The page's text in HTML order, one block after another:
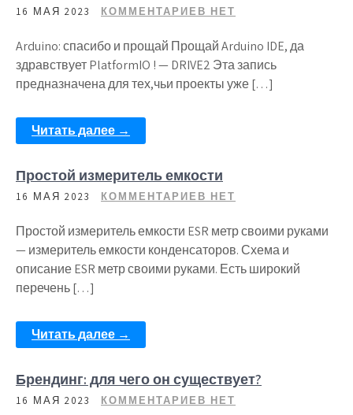
16 МАЯ 2023 КОММЕНТАРИЕВ НЕТ
Arduino: спасибо и прощай Прощай Arduino IDE, да
здравствует PlatformIO ! — DRIVE2 Эта запись
предназначена для тех,чьи проекты уже […]
Читать далее →
Простой измеритель емкости
16 МАЯ 2023 КОММЕНТАРИЕВ НЕТ
Простой измеритель емкости ESR метр своими руками
— измеритель емкости конденсаторов. Схема и
описание ESR метр своими руками. Есть широкий
перечень […]
Читать далее →
Брендинг: для чего он существует?
16 МАЯ 2023 КОММЕНТАРИЕВ НЕТ